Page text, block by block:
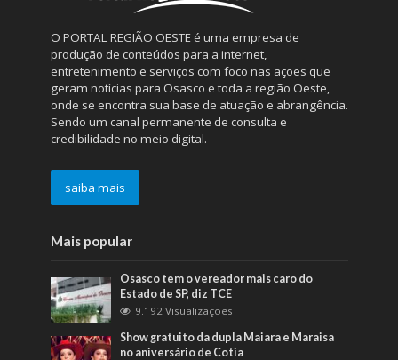
O PORTAL REGIÃO OESTE é uma empresa de
produção de conteúdos para a internet,
entretenimento e serviços com foco nas ações que
geram notícias para Osasco e toda a região Oeste,
onde se encontra sua base de atuação e abrangência.
Sendo um canal permanente de consulta e
credibilidade no meio digital.
saiba mais
Mais popular
Osasco tem o vereador mais caro do
Estado de SP, diz TCE
9.192 Visualizações
Show gratuito da dupla Maiara e Maraisa
no aniversário de Cotia